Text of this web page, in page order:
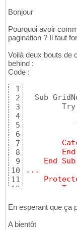
Bonjour
Pourquoi avoir
pagination ? Il faut
Voilà deux bouts de
behind :
Code :
1
2
3
4
5
6
7
8
9
10
11
12
14
16
Sub
        Try
    End Sub
...
        Try
En esperant que ça
A bientôt